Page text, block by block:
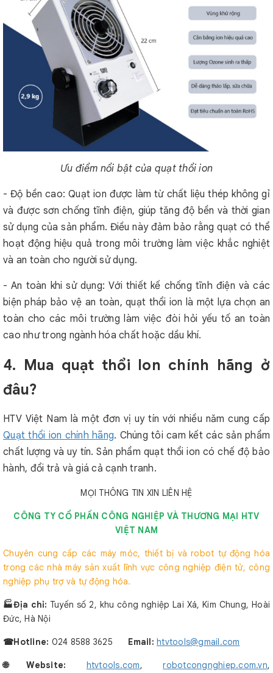
Ưu điểm nổi bật của quạt thổi ion
- Độ bền cao: Quạt ion được làm từ chất liệu thép không gỉ
và được sơn chống tĩnh điện, giúp tăng độ bền và thời gian
sử dụng của sản phẩm. Điều này đảm bảo rằng quạt có thể
hoạt động hiệu quả trong môi trường làm việc khắc nghiệt
và an toàn cho người sử dụng.
- An toàn khi sử dụng: Với thiết kế chống tĩnh điện và các
biện pháp bảo vệ an toàn, quạt thổi ion là một lựa chọn an
toàn cho các môi trường làm việc đòi hỏi yếu tố an toàn
cao như trong ngành hóa chất hoặc dầu khí.
4. Mua quạt thổi Ion chính hãng ở
đâu?
HTV Việt Nam là một đơn vị uy tín với nhiều năm cung cấp
Quạt thổi ion chính hãng. Chúng tôi cam kết các sản phẩm
chất lượng và uy tín. Sản phẩm quạt thổi ion có chế độ bảo
hành, đổi trả và giá cả cạnh tranh.
MỌI THÔNG TIN XIN LIÊN HỆ
CÔNG TY CỔ PHẦN CÔNG NGHIỆP VÀ THƯƠNG MẠI HTV
VIỆT NAM
Chuyên cung cấp các máy móc, thiết bị và robot tự động hóa
trong các nhà máy sản xuất lĩnh vực công nghiệp điện tử, công
nghiệp phụ trợ và tự động hóa.
🏭Địa chỉ:Tuyến số 2, khu công nghiệp Lai Xá, Kim Chung, Hoài
Đức, Hà Nội
☎︎Hotline: 024 8588 3625 Email: htvtools@gmail.com
🌐Website: htvtools.com,robotcongnghiep.com.vn,